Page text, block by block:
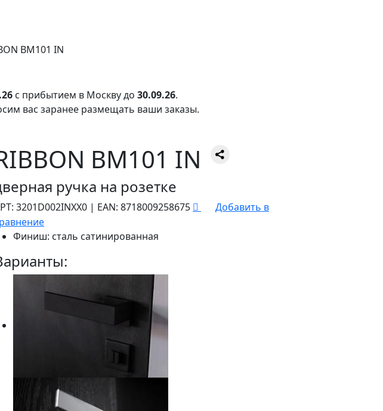
BM101 IN
с прибытием в Москву до 30.09.26.
вас заранее размещать ваши заказы.
BM101 IN
ручка на розетке
3201D002INXX0 | EAN: 8718009258675
Добавить в
Финиш: сталь сатинированная